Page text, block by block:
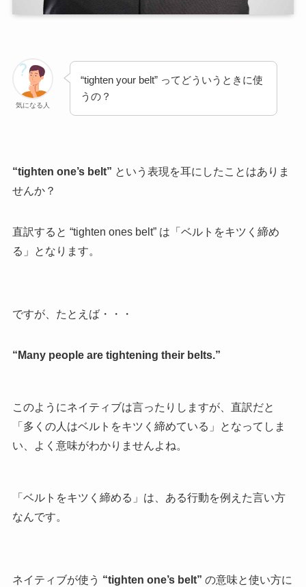
気になる人
“tighten your belt” ってどういうときに使
うの？
“tighten one’s belt” という表現を耳にしたことはありま
せんか？
直訳すると “tighten ones belt” は「ベルトをキツく締め
る」となります。
ですが、たとえば・・・
“Many people are tightening their belts.”
このようにネイティブは言ったりしますが、直訳だと
「多くの人はベルトをキツく締めている」となってしま
い、よく意味がわかりませんよね。
「ベルトをキツく締める」は、ある行動を例えた言い方
なんです。
ネイティブが使う “tighten one’s belt” の意味と使い方に